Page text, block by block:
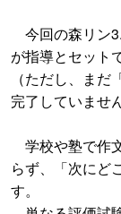
今回の森リン
が指導とセット
（ただし、ま
完了していませ
学校や塾で作
らず、「次にど
す。